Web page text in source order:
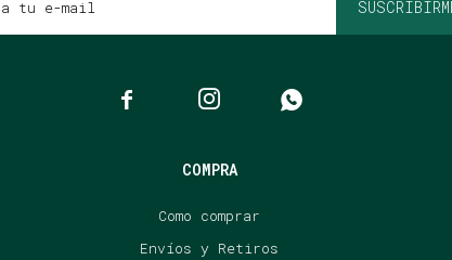
COMPRA
Como comprar
Envíos y Retiros
  